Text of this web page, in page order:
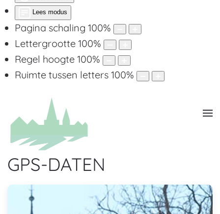
Lees modus
Pagina schaling 100%
Lettergrootte 100%
Regel hoogte 100%
Ruimte tussen letters 100%
GPS-DATEN